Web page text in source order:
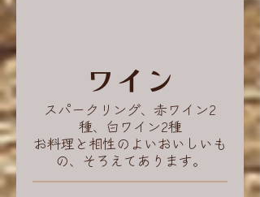
ワイン
スパークリング、赤ワイン2
種、白ワイン2種
お料理と相性のよいおいしいも
の、そろえてあります。